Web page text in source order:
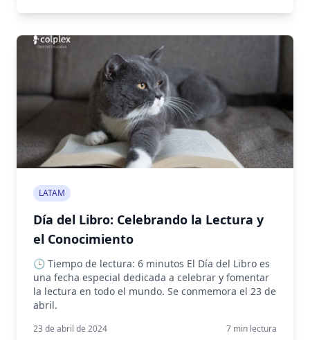
LATAM
Día del Libro: Celebrando la Lectura y
el Conocimiento
🕒 Tiempo de lectura: 6 minutos El Día del Libro es
una fecha especial dedicada a celebrar y fomentar
la lectura en todo el mundo. Se conmemora el 23 de
abril.
23 de abril de 2024 7 min lectura